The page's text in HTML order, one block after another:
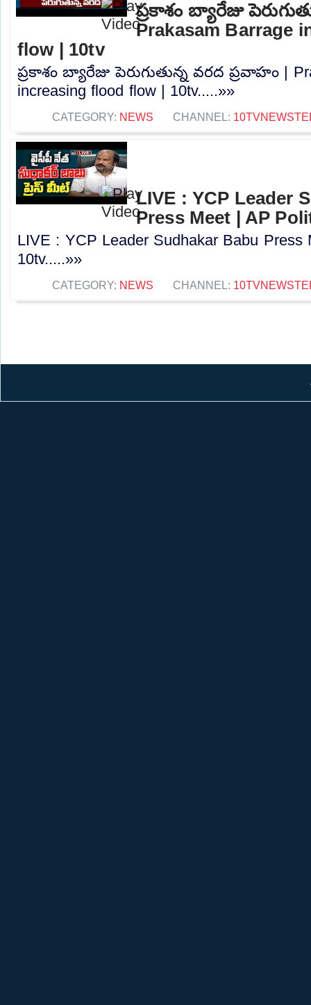
ప్రకాశం బ్యారేజు
Prakasam Barrage
flow | 10tv
ప్రకాశం బ్యారేజు పెరుగుతున్న వరద ప్రవాహం |
increasing flood flow | 10tv.....»»
CATEGORY: NEWS CHANNEL:
LIVE : YCP Leader
Press Meet | AP
LIVE : YCP Leader Sudhakar Babu Press
10tv.....»»
CATEGORY: NEWS CHANNEL: